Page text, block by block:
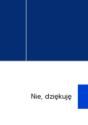
Nie, dziękuję